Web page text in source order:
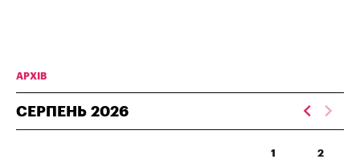
АРХІВ
СЕРПЕНЬ 2026
1 2